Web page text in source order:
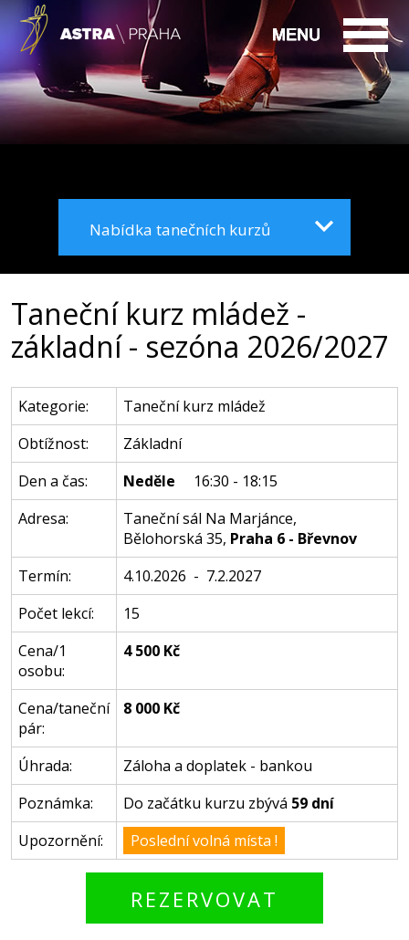
Nabídka tanečních kurzů
Taneční kurz mládež -
základní - sezóna 2026/2027
Kategorie:
Taneční kurz mládež
Obtížnost:
Základní
Den a čas:
Neděle
16:30 - 18:15
Adresa:
Taneční sál Na Marjánce,
Bělohorská 35, Praha 6 - Břevnov
Termín:
4.10.2026 - 7.2.2027
Počet lekcí:
15
Cena/1
osobu:
4 500 Kč
Cena/taneční
pár:
8 000 Kč
Úhrada:
Záloha a doplatek - bankou
Poznámka:
Do začátku kurzu zbývá 59 dní
Upozornění:
Poslední volná místa !